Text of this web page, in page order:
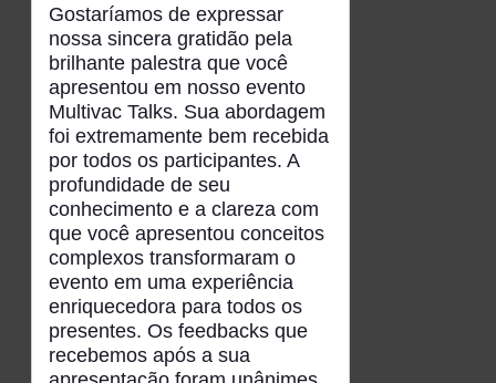
Gostaríamos de expressar
nossa sincera gratidão pela
brilhante palestra que você
apresentou em nosso evento
Multivac Talks. Sua abordagem
foi extremamente bem recebida
por todos os participantes. A
profundidade de seu
conhecimento e a clareza com
que você apresentou conceitos
complexos transformaram o
evento em uma experiência
enriquecedora para todos os
presentes. Os feedbacks que
recebemos após a sua